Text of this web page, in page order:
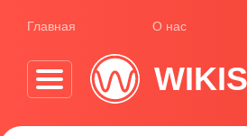
Главная О нас